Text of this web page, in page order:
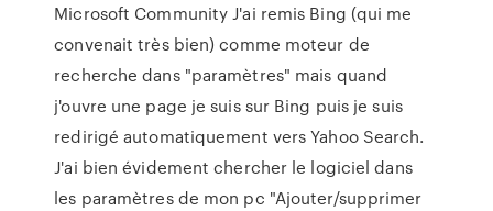
Microsoft Community J'ai remis Bing (qui me
convenait très bien) comme moteur de
recherche dans "paramètres" mais quand
j'ouvre une page je suis sur Bing puis je suis
redirigé automatiquement vers Yahoo Search.
J'ai bien évidement chercher le logiciel dans
les paramètres de mon pc "Ajouter/supprimer